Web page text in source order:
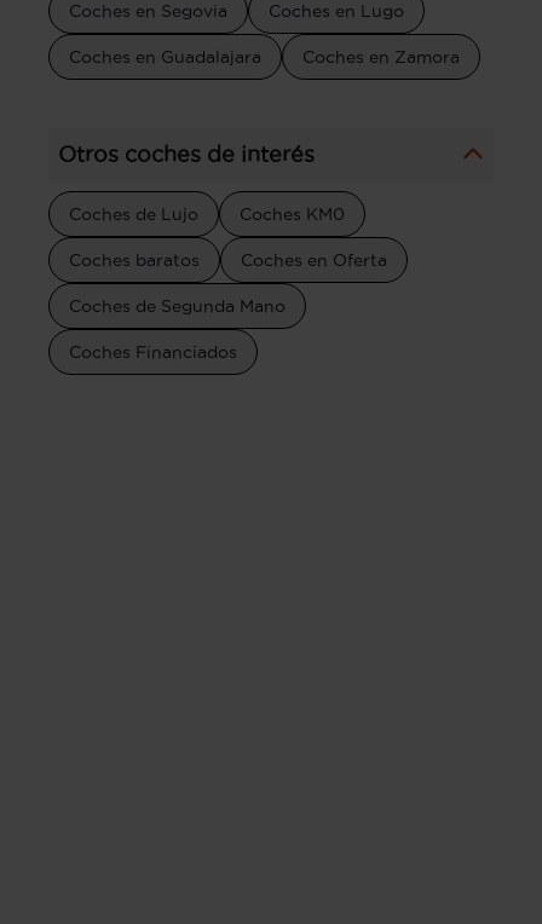
Coches en Segovia Coches en Lugo
Coches en Guadalajara Coches en Zamora
Otros coches de interés
Coches de Lujo Coches KM0
Coches baratos Coches en Oferta
Coches de Segunda Mano
Coches Financiados